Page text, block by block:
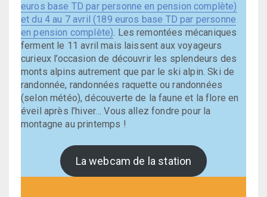
euros base TD par personne en pension complète)
et du 4 au 7 avril (189 euros base TD par personne
en pension complète). Les remontées mécaniques
ferment le 11 avril mais laissent aux voyageurs
curieux l’occasion de découvrir les splendeurs des
monts alpins autrement que par le ski alpin. Ski de
randonnée, randonnées raquette ou randonnées
(selon météo), découverte de la faune et la flore en
éveil après l’hiver… Vous allez fondre pour la
montagne au printemps !
La webcam de la station